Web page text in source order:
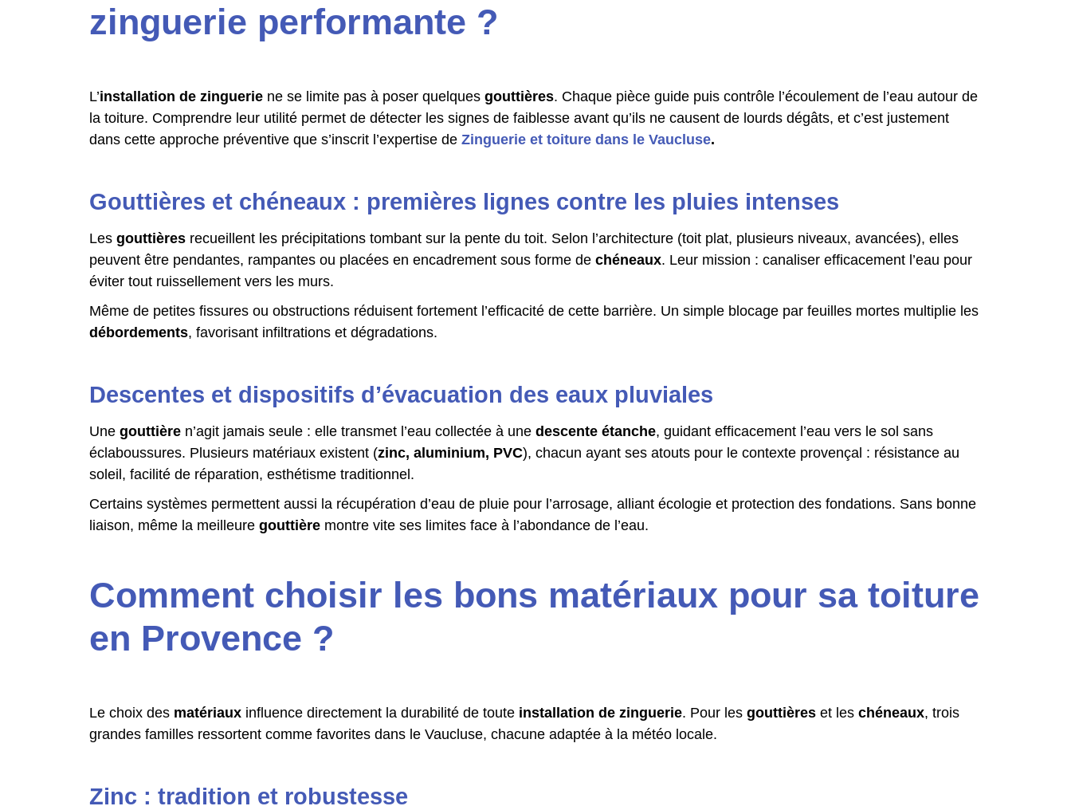
zinguerie performante ?
L’installation de zinguerie ne se limite pas à poser quelques gouttières. Chaque pièce guide puis contrôle l’écoulement de l’eau autour de
la toiture. Comprendre leur utilité permet de détecter les signes de faiblesse avant qu’ils ne causent de lourds dégâts, et c’est justement
dans cette approche préventive que s’inscrit l’expertise de Zinguerie et toiture dans le Vaucluse.
Gouttières et chéneaux : premières lignes contre les pluies intenses
Les gouttières recueillent les précipitations tombant sur la pente du toit. Selon l’architecture (toit plat, plusieurs niveaux, avancées), elles
peuvent être pendantes, rampantes ou placées en encadrement sous forme de chéneaux. Leur mission : canaliser efficacement l’eau pour
éviter tout ruissellement vers les murs.
Même de petites fissures ou obstructions réduisent fortement l’efficacité de cette barrière. Un simple blocage par feuilles mortes multiplie les
débordements, favorisant infiltrations et dégradations.
Descentes et dispositifs d’évacuation des eaux pluviales
Une gouttière n’agit jamais seule : elle transmet l’eau collectée à une descente étanche, guidant efficacement l’eau vers le sol sans
éclaboussures. Plusieurs matériaux existent (zinc, aluminium, PVC), chacun ayant ses atouts pour le contexte provençal : résistance au
soleil, facilité de réparation, esthétisme traditionnel.
Certains systèmes permettent aussi la récupération d’eau de pluie pour l’arrosage, alliant écologie et protection des fondations. Sans bonne
liaison, même la meilleure gouttière montre vite ses limites face à l’abondance de l’eau.
Comment choisir les bons matériaux pour sa toiture
en Provence ?
Le choix des matériaux influence directement la durabilité de toute installation de zinguerie. Pour les gouttières et les chéneaux, trois
grandes familles ressortent comme favorites dans le Vaucluse, chacune adaptée à la météo locale.
Zinc : tradition et robustesse